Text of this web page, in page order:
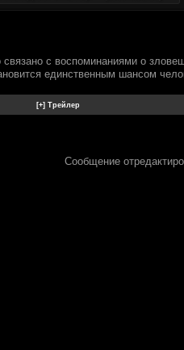
с воспоминаниями о
единственным шансом
Сообщение